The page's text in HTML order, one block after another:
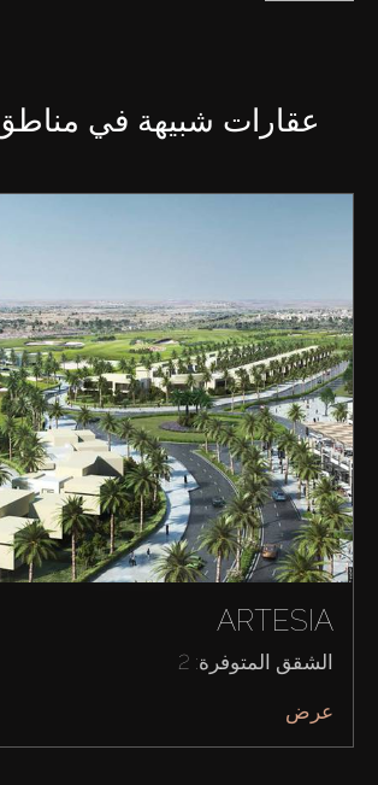
عقارات شبيهة في
ARTESIA
الشقق المتوفرة: 2
عرض